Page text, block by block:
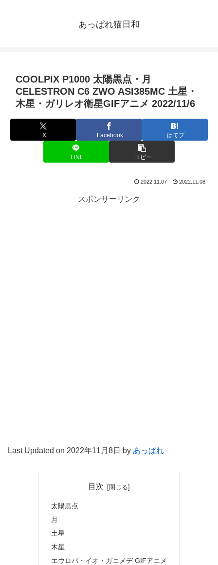
あっぱれ猫日和
COOLPIX P1000 太陽黒点・月
CELESTRON C6 ZWO ASI385MC 土星・
木星・ガリレオ衛星GIFアニメ 2022/11/6
X Facebook はてブ
LINE コピー
2022.11.07 2022.11.08
スポンサーリンク
Last Updated on 2022年11月8日 by あっぱれ
目次
太陽黒点
月
土星
木星
エウロパ・イオ・ガニメデ GIFアニメ